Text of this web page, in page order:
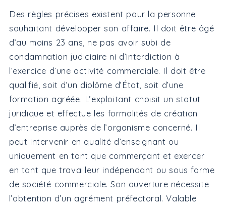
Des règles précises existent pour la personne
souhaitant développer son affaire. Il doit être âgé
d’au moins 23 ans, ne pas avoir subi de
condamnation judiciaire ni d’interdiction à
l’exercice d’une activité commerciale. Il doit être
qualifié, soit d’un diplôme d’État, soit d’une
formation agréée. L’exploitant choisit un statut
juridique et effectue les formalités de création
d’entreprise auprès de l’organisme concerné. Il
peut intervenir en qualité d’enseignant ou
uniquement en tant que commerçant et exercer
en tant que travailleur indépendant ou sous forme
de société commerciale. Son ouverture nécessite
l’obtention d’un agrément préfectoral. Valable